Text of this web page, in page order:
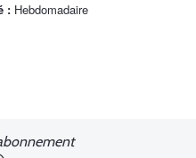
: Hebdomadaire